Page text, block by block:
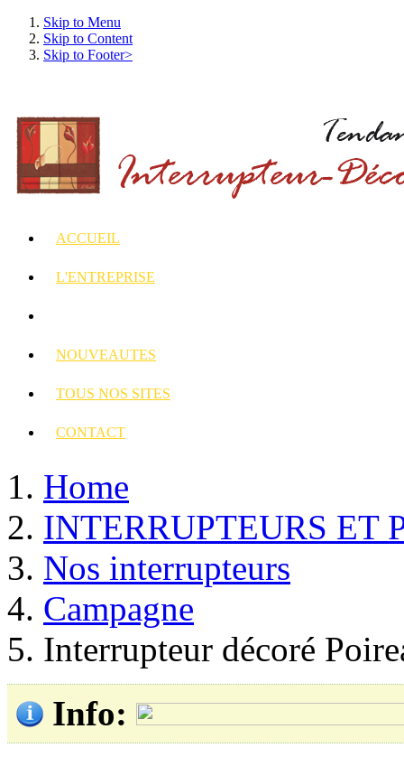
Skip to Menu
Skip to Content
Skip to Footer>
ACCUEIL
L'ENTREPRISE
NOUVEAUTES
TOUS NOS SITES
CONTACT
Home
INTERRUPTEURS ET
Nos interrupteurs
Campagne
Interrupteur décoré
Info: